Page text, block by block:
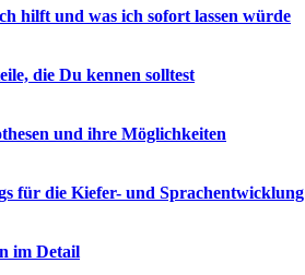
hilft und was ich sofort lassen würde
die Du kennen solltest
und ihre Möglichkeiten
für die Kiefer- und Sprachentwicklung
im Detail